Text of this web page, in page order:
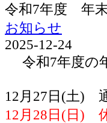
令和7年度 年
お知らせ
2025-12-24
令和7年度の
12月27日(土)
12月28日(日)